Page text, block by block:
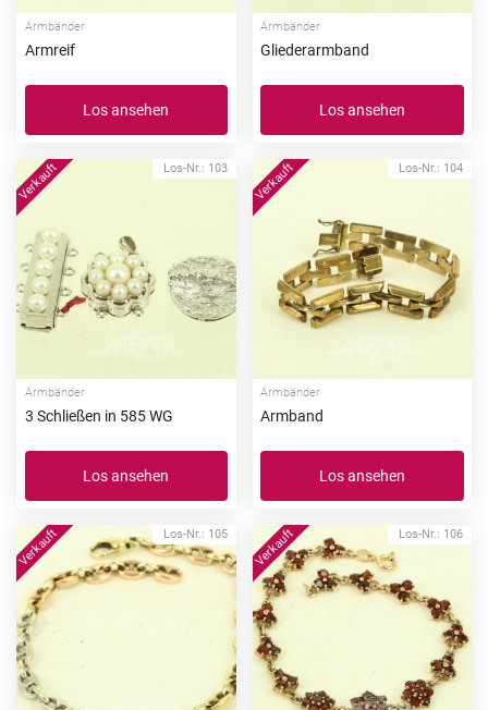
Armbänder
Armreif
Los ansehen
Armbänder
Gliederarmband
Los ansehen
Los-Nr.: 103
Armbänder
3 Schließen in 585 WG
Los ansehen
Los-Nr.: 104
Armbänder
Armband
Los ansehen
Los-Nr.: 105 Los-Nr.: 106